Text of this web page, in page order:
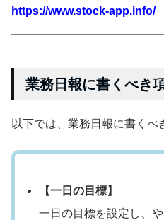
https://www.stock-app.info/
業務日報に書くべき
以下では、業務日報に書くべ
【一日の目標】
一日の目標を設定し、